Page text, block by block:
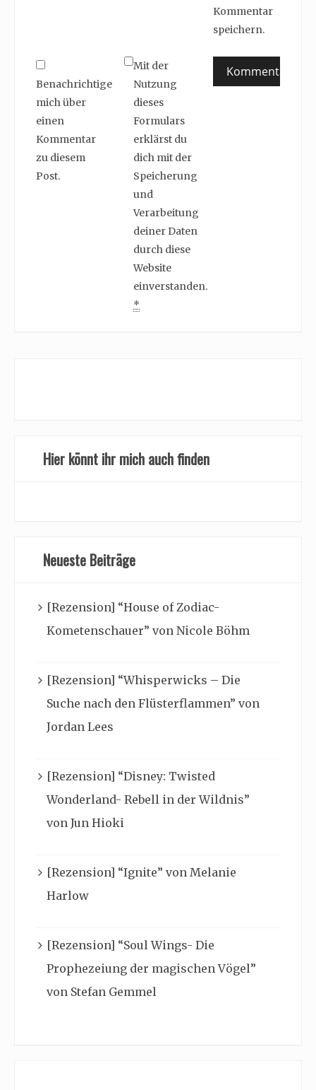
Kommentar
speichern.
Benachrichtige
mich über
einen
Kommentar
zu diesem
Post.
Mit der
Nutzung
dieses
Formulars
erklärst du
dich mit der
Speicherung
und
Verarbeitung
deiner Daten
durch diese
Website
einverstanden.
*
Hier könnt ihr mich auch finden
Neueste Beiträge
[Rezension] “House of Zodiac-
Kometenschauer” von Nicole Böhm
[Rezension] “Whisperwicks – Die
Suche nach den Flüsterflammen” von
Jordan Lees
[Rezension] “Disney: Twisted
Wonderland- Rebell in der Wildnis”
von Jun Hioki
[Rezension] “Ignite” von Melanie
Harlow
[Rezension] “Soul Wings- Die
Prophezeiung der magischen Vögel”
von Stefan Gemmel